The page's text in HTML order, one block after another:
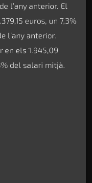
l’any anterior. El
euros, un 7,3%
l’any anterior.
en els 1.945,09
del salari mitjà.